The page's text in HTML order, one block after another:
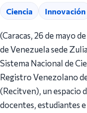
Ciencia Innovación
(Caracas, 26 de mayo
de Venezuela sede
Sistema Nacional de
Registro Venezolano
(Recitven), un espacio
docentes, estudiantes